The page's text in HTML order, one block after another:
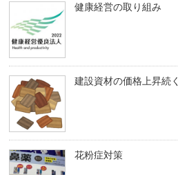
健康経営の取り組み
建設資材の価格上昇続く
花粉症対策